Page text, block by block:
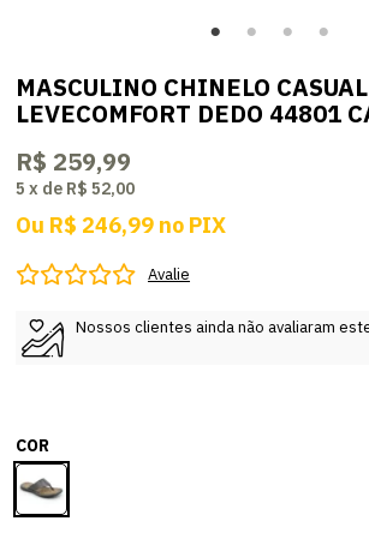
MASCULINO CHINELO CASUAL
LEVECOMFORT DEDO 44801
R$ 259,99
5 x de R$ 52,00
Ou R$ 246,99 no PIX
Avalie
Nossos clientes ainda não avaliaram
COR